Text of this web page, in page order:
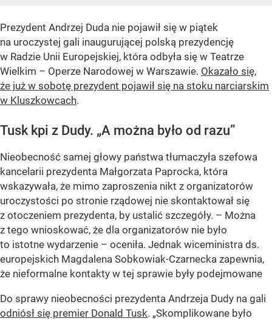
Prezydent Andrzej Duda nie pojawił się w piątek
na uroczystej gali inaugurującej polską prezydencję
w Radzie Unii Europejskiej, która odbyła się w Teatrze
Wielkim – Operze Narodowej w Warszawie. Okazało się,
że już w sobotę prezydent pojawił się na stoku narciarskim
w Kluszkowcach.
Tusk kpi z Dudy. „A można było od razu”
Nieobecność samej głowy państwa tłumaczyła szefowa
kancelarii prezydenta Małgorzata Paprocka, która
wskazywała, że mimo zaproszenia nikt z organizatorów
uroczystości po stronie rządowej nie skontaktował się
z otoczeniem prezydenta, by ustalić szczegóły. – Można
z tego wnioskować, że dla organizatorów nie było
to istotne wydarzenie – oceniła. Jednak wiceministra ds.
europejskich Magdalena Sobkowiak-Czarnecka zapewnia,
że nieformalne kontakty w tej sprawie były podejmowane
Do sprawy nieobecności prezydenta Andrzeja Dudy na gali
odniósł się premier Donald Tusk. „Skomplikowane było